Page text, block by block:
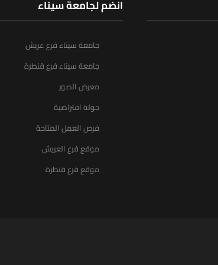
انضم لجامعة سيناء
جامعة سيناء فرع عريش
جامعة سيناء فرع قنطرة
معرض الصور
جولة افتراضية
فرص العمل المتاحة
موقع فرع العريش
موقع فرع قنطرة